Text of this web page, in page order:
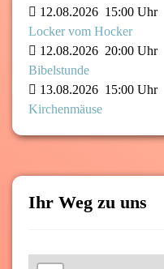
12.08.2026 15:00 Uhr
Locker vom Hocker
12.08.2026 20:00 Uhr
Bibelstunde
13.08.2026 15:00 Uhr
Kirchenmäuse
Ihr Weg zu uns